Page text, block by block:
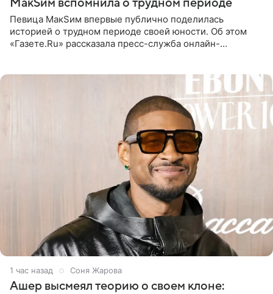
МакSим вспомнила о трудном периоде
Певица МакSим впервые публично поделилась
историей о трудном периоде своей юности. Об этом
«Газете.Ru» рассказала пресс-служба онлайн-
1 час назад Соня Жарова
Ашер высмеял теорию о своем клоне: